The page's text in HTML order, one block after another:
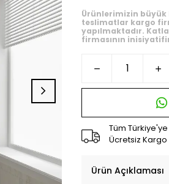
Ürünlerimizin büyük
teslimatlar kargo
yapılmaktadır.
firmasının
Tüm Türkiye'ye
Ücretsiz Kargo
Ürün Açıklaması